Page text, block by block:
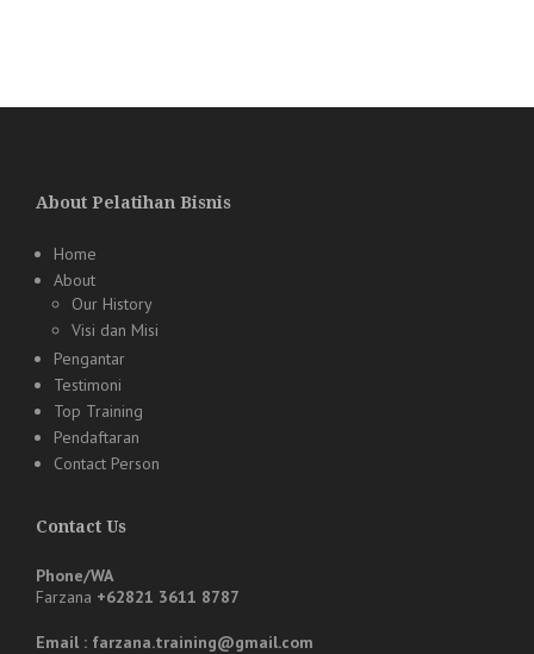
About Pelatihan Bisnis
Home
About
Our History
Visi dan Misi
Pengantar
Testimoni
Top Training
Pendaftaran
Contact Person
Contact Us
Phone/WA
Farzana +62821 3611 8787
Email : farzana.training@gmail.com